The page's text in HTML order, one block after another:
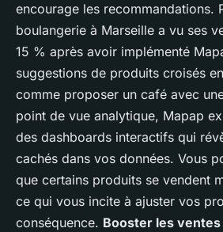
encourage les recommandations.
boulangerie à Marseille a vu ses
15 % après avoir implémenté
suggestions de produits croisés
comme proposer un café avec
point de vue analytique, Mapap
des dashboards interactifs qui
cachés dans vos données. Vous
que certains produits se vendent
ce qui vous incite à ajuster vos
conséquence. Booster les ventes